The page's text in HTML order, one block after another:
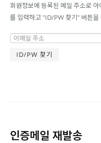
회원정보에 등록된 메일 주소로
를 입력하고 "ID/PW 찾기" 버튼을
인증메일 재발송